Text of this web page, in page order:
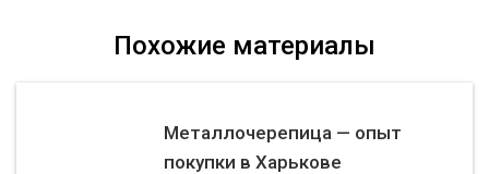
Похожие материалы
Металлочерепица — опыт
покупки в Харькове